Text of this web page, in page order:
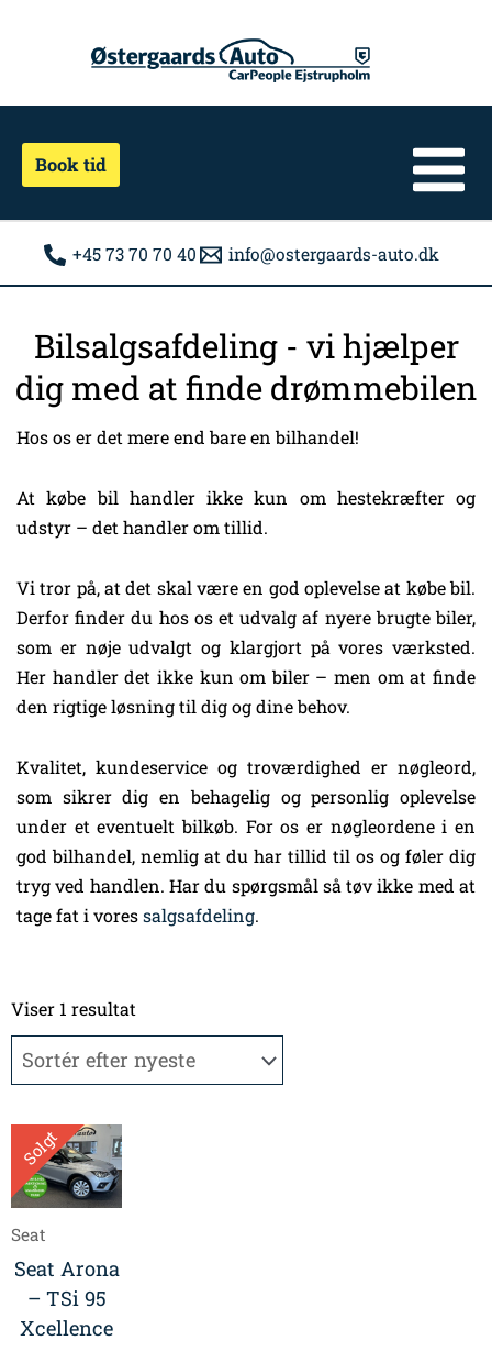
Book tid
+45 73 70 70 40 info@ostergaards-auto.dk
Bilsalgsafdeling - vi hjælper
dig med at finde drømmebilen
Hos os er det mere end bare en bilhandel!
At købe bil handler ikke kun om hestekræfter og
udstyr – det handler om tillid.
Vi tror på, at det skal være en god oplevelse at købe bil.
Derfor finder du hos os et udvalg af nyere brugte biler,
som er nøje udvalgt og klargjort på vores værksted.
Her handler det ikke kun om biler – men om at finde
den rigtige løsning til dig og dine behov.
Kvalitet, kundeservice og troværdighed er nøgleord,
som sikrer dig en behagelig og personlig oplevelse
under et eventuelt bilkøb. For os er nøgleordene i en
god bilhandel, nemlig at du har tillid til os og føler dig
tryg ved handlen. Har du spørgsmål så tøv ikke med at
tage fat i voressalgsafdeling.
Viser 1 resultat
Solgt
Seat
Seat Arona
– TSi 95
Xcellence